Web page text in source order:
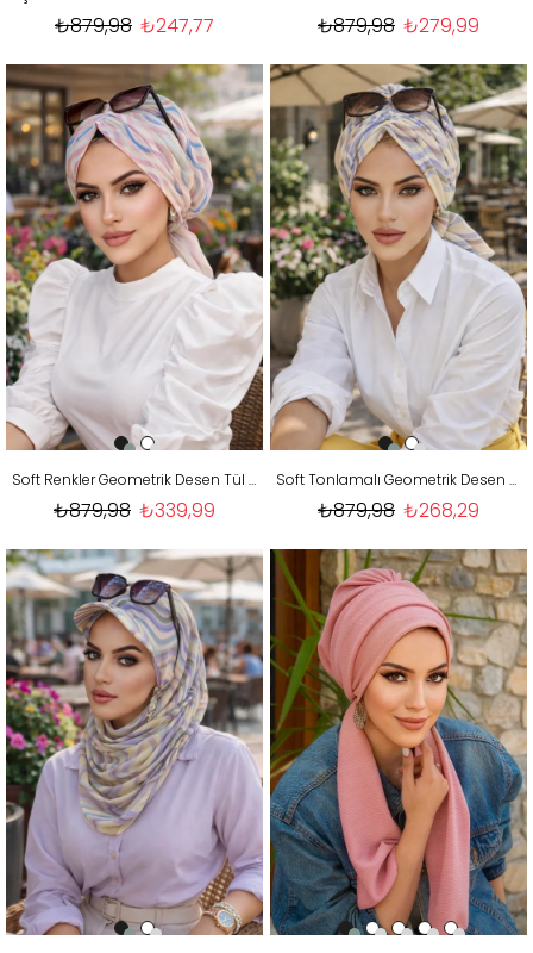
₺247,77
₺879,98 ₺279,99
₺879,98
Soft Renkler Geometrik Desen Tül Tokalı Bone
₺339,99
₺879,98
Soft Tonlamalı Geometrik Desen Tül Tokalı Bone
₺268,29
₺879,98